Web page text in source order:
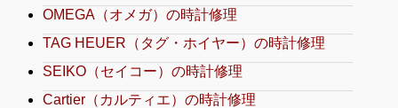
OMEGA（オメガ）の時計修理
TAG HEUER（タグ・ホイヤー）の時計修理
SEIKO（セイコー）の時計修理
Cartier（カルティエ）の時計修理